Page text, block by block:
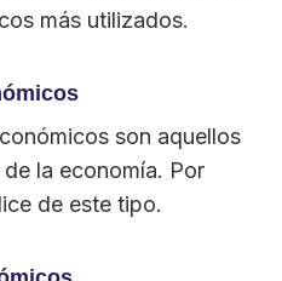
más utilizados.
son aquellos
la economía. Por
de este tipo.